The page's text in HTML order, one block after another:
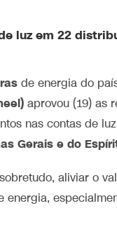
luz em 22
de energia do
aprovou (19) as
nas contas de
Gerais e do
aliviar o